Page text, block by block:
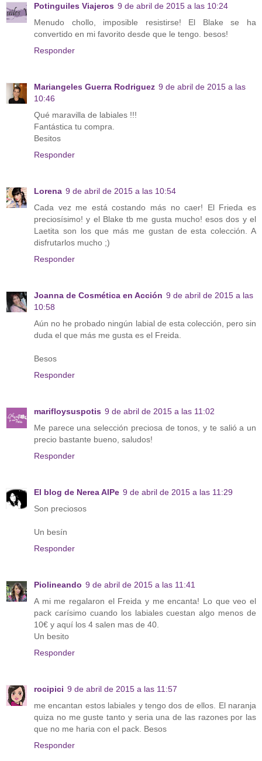
Potinguiles Viajeros 9 de abril de 2015 a las 10:24
Menudo chollo, imposible resistirse! El Blake se ha
convertido en mi favorito desde que le tengo. besos!
Responder
Mariangeles Guerra Rodriguez 9 de abril de 2015 a las
10:46
Qué maravilla de labiales !!!
Fantástica tu compra.
Besitos
Responder
Lorena 9 de abril de 2015 a las 10:54
Cada vez me está costando más no caer! El Frieda es
preciosísimo! y el Blake tb me gusta mucho! esos dos y el
Laetita son los que más me gustan de esta colección. A
disfrutarlos mucho ;)
Responder
Joanna de Cosmética en Acción 9 de abril de 2015 a las
10:58
Aún no he probado ningún labial de esta colección, pero sin
duda el que más me gusta es el Freida.
Besos
Responder
marifloysuspotis 9 de abril de 2015 a las 11:02
Me parece una selección preciosa de tonos, y te salió a un
precio bastante bueno, saludos!
Responder
El blog de Nerea AlPe 9 de abril de 2015 a las 11:29
Son preciosos
Un besín
Responder
Piolineando 9 de abril de 2015 a las 11:41
A mi me regalaron el Freida y me encanta! Lo que veo el
pack carísimo cuando los labiales cuestan algo menos de
10€ y aquí los 4 salen mas de 40.
Un besito
Responder
rocipici 9 de abril de 2015 a las 11:57
me encantan estos labiales y tengo dos de ellos. El naranja
quiza no me guste tanto y seria una de las razones por las
que no me haria con el pack. Besos
Responder